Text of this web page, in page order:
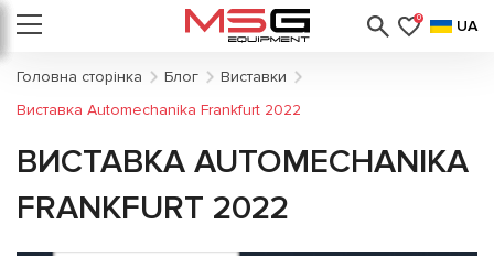
0 UA
Головна сторінка Блог
Виставки
Виставка Automechanika Frankfurt 2022
ВИСТАВКА AUTOMECHANIKA
FRANKFURT 2022